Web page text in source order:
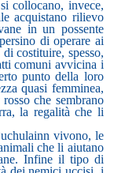
collocano, invece,
acquistano rilievo
in un possente
di operare ai
costituire, spesso,
comuni avvicina i
punto della loro
quasi femminea,
che sembrano
la regalità che li
vivono, le
che li aiutano
Infine il tipo di